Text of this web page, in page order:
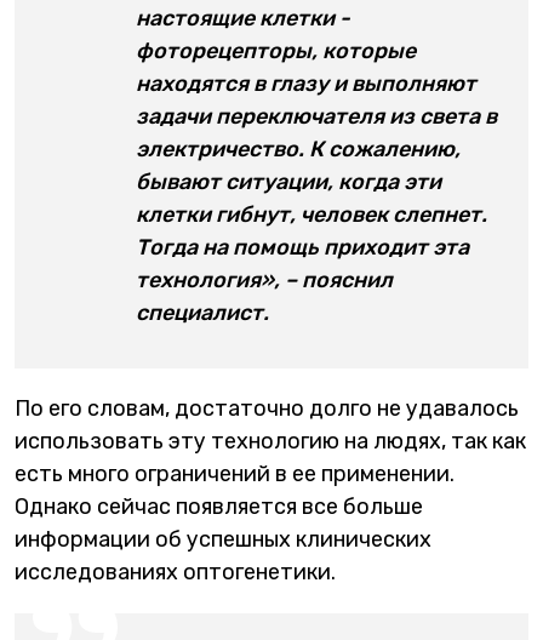
настоящие клетки -
фоторецепторы, которые
находятся в глазу и выполняют
задачи переключателя из света в
электричество. К сожалению,
бывают ситуации, когда эти
клетки гибнут, человек слепнет.
Тогда на помощь приходит эта
технология», – пояснил
специалист.
По его словам, достаточно долго не удавалось
использовать эту технологию на людях, так как
есть много ограничений в ее применении.
Однако сейчас появляется все больше
информации об успешных клинических
исследованиях оптогенетики.